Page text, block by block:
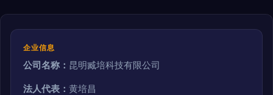
企业信息
公司名称： 昆明臧培科技有限公司
法人代表： 黄培昌